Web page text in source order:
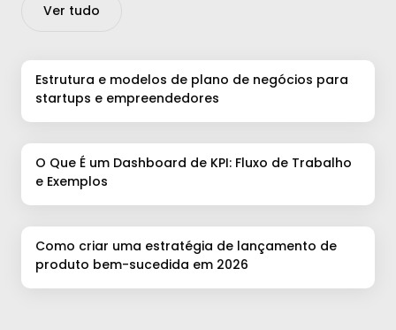
Ver tudo
Estrutura e modelos de plano de negócios para
startups e empreendedores
O Que É um Dashboard de KPI: Fluxo de Trabalho
e Exemplos
Como criar uma estratégia de lançamento de
produto bem-sucedida em 2026